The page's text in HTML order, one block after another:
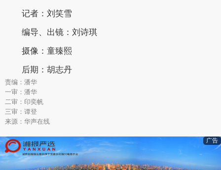
记者：刘笑雪
编导、出镜：刘诗琪
摄像：童臻熙
后期：胡志丹
责编：潘华
一审：潘华
二审：印奕帆
三审：谭登
来源：华声在线
广告